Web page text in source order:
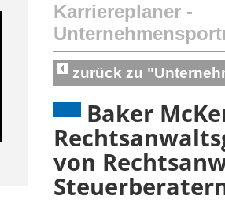
Karriereplaner -
zurück zu
Baker
von